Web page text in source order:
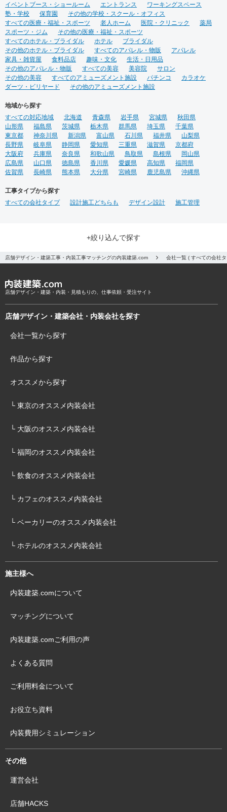
イベントブース・ショールーム
エントランス
ワーキングスペース
塾・学校
保育園
その他の学校・スクール・オフィス
すべての医療・福祉・スポーツ
老人ホーム 医院・クリニック
薬局
スポーツ・ジム
その他の医療・福祉・スポーツ
すべてのホテル・ブライダル
ホテル
ブライダル
その他のホテル・ブライダル
すべてのアパレル・物販
アパレル
家具・雑貨屋
食料品店 趣味・文化
生活・日用品
その他のアパレル・物販
すべての美容 美容院
サロン
その他の美容
すべてのアミューズメント施設 パチンコ
カラオケ
ダーツ・ビリヤード
その他のアミューズメント施設
地域から探す
すべての対応地域
北海道 青森県 岩手県 宮城県
秋田県
山形県
福島県 茨城県 栃木県 群馬県 埼玉県
千葉県
東京都
神奈川県 新潟県 富山県 石川県 福井県
山梨県
長野県
岐阜県 静岡県 愛知県 三重県 滋賀県
京都府
大阪府
兵庫県 奈良県 和歌山県 鳥取県 島根県
岡山県
広島県
山口県 徳島県 香川県 愛媛県 高知県
福岡県
佐賀県
長崎県 熊本県 大分県 宮崎県 鹿児島県 沖縄県
工事タイプから探す
すべての会社タイプ
設計施工どちらも デザイン設計 施工管理
+絞り込んで探す
店舗デザイン・建築工事・内装工事マッチングの内装建築.com 会社一覧 ( すべての会社
店舗デザイン・建築・内装・見積もりの、仕事依頼・受注サイト
店舗デザイン・建築会社・内装会社を探す
会社一覧から探す
作品から探す
オススメから探す
└ 東京のオススメ内装会社
└ 大阪のオススメ内装会社
└ 福岡のオススメ内装会社
└ 飲食のオススメ内装会社
└ カフェのオススメ内装会社
└ ベーカリーのオススメ内装会社
└ ホテルのオススメ内装会社
施主様へ
内装建築.comについて
マッチングについて
内装建築.comご利用の声
よくある質問
ご利用料金について
お役立ち資料
内装費用シミュレーション
その他
運営会社
店舗HACKS